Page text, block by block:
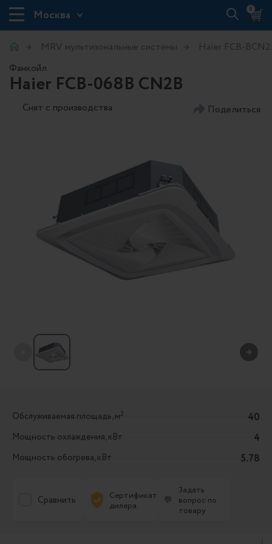
Москва 0
MRV мультизональные системы
Haier FCB-
Фанкойл
Haier FCB-068B CN2B
Снят с производства Поделиться
→
Обслуживаемая площадь, м2 40
Мощность охлаждения, кВт 4
Мощность обогрева, кВт 5.78
Сравнить
Сертификат
дилера.
💬
Задать
вопрос по
товару